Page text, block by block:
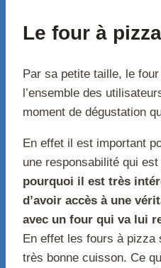
Le four à
Par sa petite taille, le
l’ensemble des
moment de dégustation
En effet il est important
une responsabilité qui est
pourquoi il est très
d’avoir accès à une
avec un four qui va lui
En effet les fours à pizza
très bonne cuisson. Ce